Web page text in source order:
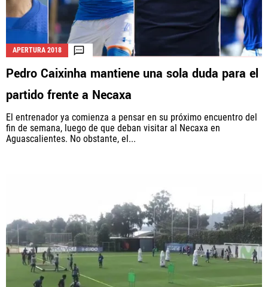
APERTURA 2018
Pedro Caixinha mantiene una sola duda para el
partido frente a Necaxa
El entrenador ya comienza a pensar en su próximo encuentro del
fin de semana, luego de que deban visitar al Necaxa en
Aguascalientes. No obstante, el...